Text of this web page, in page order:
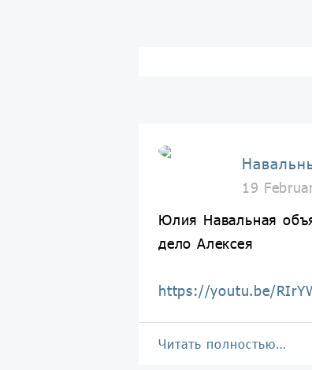
19
Юлия Навальная
дело Алексея
https://youtu.be/
Читать полностью…